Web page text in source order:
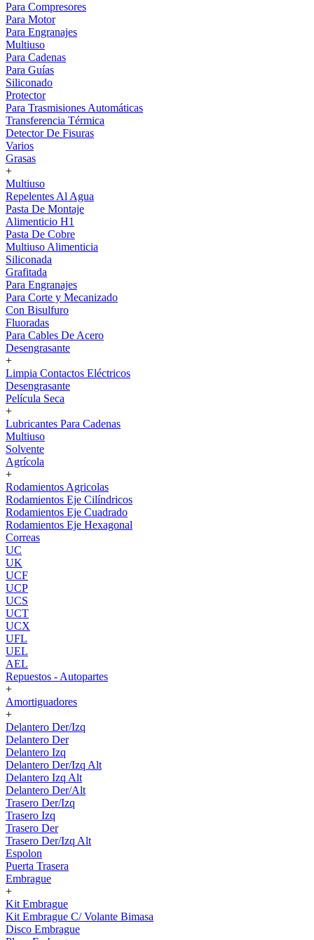
Para Compresores
Para Motor
Para Engranajes
Multiuso
Para Cadenas
Para Guías
Siliconado
Protector
Para Trasmisiones Automáticas
Transferencia Térmica
Detector De Fisuras
Varios
Grasas
+
Multiuso
Repelentes Al Agua
Pasta De Montaje
Alimenticio H1
Pasta De Cobre
Multiuso Alimenticia
Siliconada
Grafitada
Para Engranajes
Para Corte y Mecanizado
Con Bisulfuro
Fluoradas
Para Cables De Acero
Desengrasante
+
Limpia Contactos Eléctricos
Desengrasante
Película Seca
+
Lubricantes Para Cadenas
Multiuso
Solvente
Agrícola
+
Rodamientos Agricolas
Rodamientos Eje Cilíndricos
Rodamientos Eje Cuadrado
Rodamientos Eje Hexagonal
Correas
UC
UK
UCF
UCP
UCS
UCT
UCX
UFL
UEL
AEL
Repuestos - Autopartes
+
Amortiguadores
+
Delantero Der/Izq
Delantero Der
Delantero Izq
Delantero Der/Izq Alt
Delantero Izq Alt
Delantero Der/Alt
Trasero Der/Izq
Trasero Izq
Trasero Der
Trasero Der/Izq Alt
Espolon
Puerta Trasera
Embrague
+
Kit Embrague
Kit Embrague C/ Volante Bimasa
Disco Embrague